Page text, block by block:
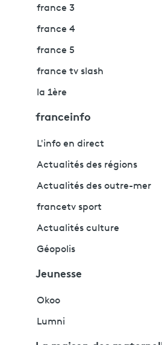
france 3
france 4
france 5
france tv slash
la 1ère
franceinfo
L'info en direct
Actualités des régions
Actualités des outre-mer
francetv sport
Actualités culture
Géopolis
Jeunesse
Okoo
Lumni